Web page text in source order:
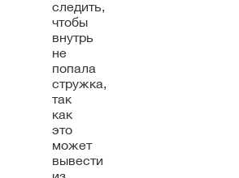
следить,
чтобы
внутрь
не
попала
стружка,
так
как
это
может
вывести